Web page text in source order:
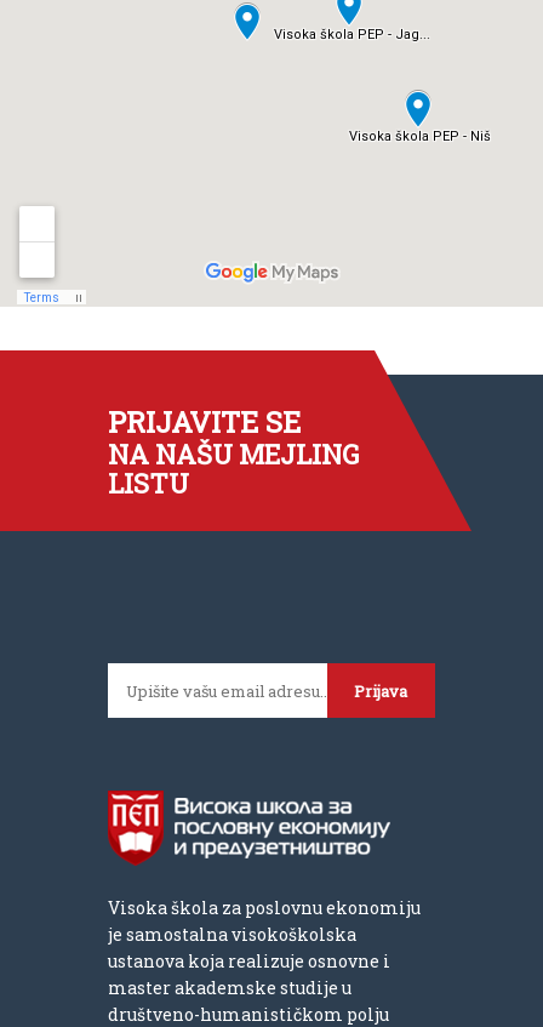
PRIJAVITE SE
NA NAŠU MEJLING
LISTU
Prijava
Visoka škola za poslovnu ekonomiju
je samostalna visokoškolska
ustanova koja realizuje osnovne i
master akademske studije u
društveno-humanističkom polju